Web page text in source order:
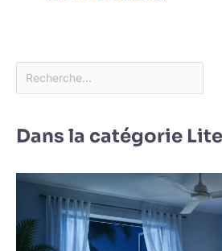
Dans la catégorie